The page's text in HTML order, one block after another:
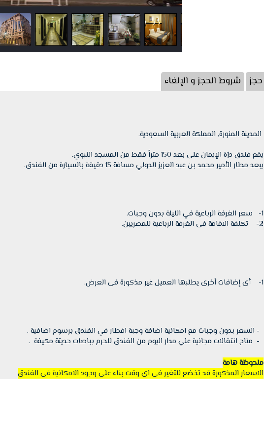
حجز شروط الحجز و الإلغاء
المدينة المنورة, المملكة العربية السعودية.
يقع فندق درّة الإيمان على بعد 150 متراً فقط من المسجد النبوي.
يبعد مطار الأمير محمد بن عبد العزيز الدولي مسافة 15 دقيقة بالسيارة من الفندق.
1- سعر الغرفة الرباعية في الليلة بدون وجبات.
2- تكلفة
الاقامة فى الغرفة الرباعية للمصريين.
1- أى إضافات أخرى يطلبها العميل غير مذكورة فى العرض.
- السعر بدون وجبات مع امكانية اضافة وجبة افطار في الفندق برسوم اضافية .
- متاح انتقالات مجانية علي مدار اليوم من الفندق للحرم بباصات حديثة مكيفة .
ملحوظة هامة
الاسعار المذكورة قد تخضع للتغير فى اى وقت بناء على وجود الامكانية فى الفندق